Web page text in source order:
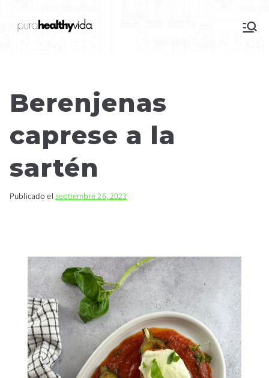
Berenjenas
caprese a la
sartén
Publicado el septiembre 26, 2023